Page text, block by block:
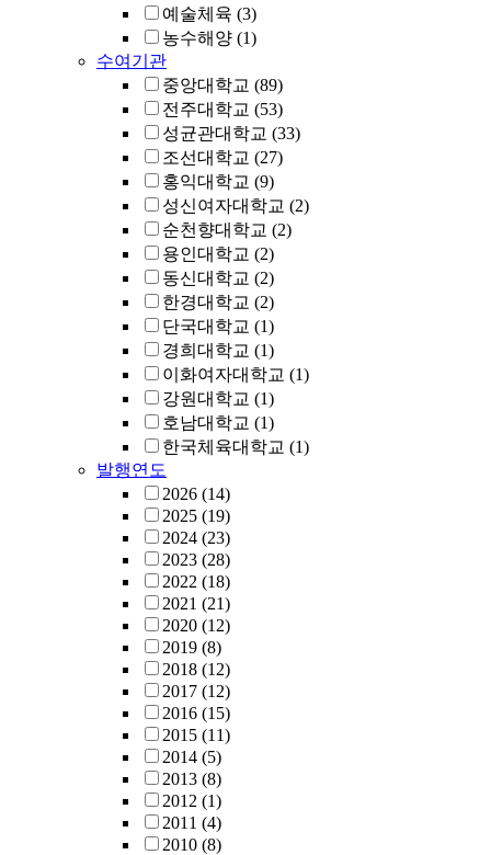
예술체육 (3)
농수해양 (1)
수여기관
중앙대학교 (89)
전주대학교 (53)
성균관대학교 (33)
조선대학교 (27)
홍익대학교 (9)
성신여자대학교 (2)
순천향대학교 (2)
용인대학교 (2)
동신대학교 (2)
한경대학교 (2)
단국대학교 (1)
경희대학교 (1)
이화여자대학교 (1)
강원대학교 (1)
호남대학교 (1)
한국체육대학교 (1)
발행연도
2026 (14)
2025 (19)
2024 (23)
2023 (28)
2022 (18)
2021 (21)
2020 (12)
2019 (8)
2018 (12)
2017 (12)
2016 (15)
2015 (11)
2014 (5)
2013 (8)
2012 (1)
2011 (4)
2010 (8)